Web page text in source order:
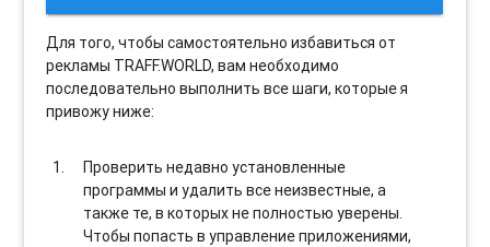
Для того, чтобы самостоятельно избавиться от
рекламы TRAFF.WORLD, вам необходимо
последовательно выполнить все шаги, которые я
привожу ниже:
Проверить недавно установленные
программы и удалить все неизвестные, а
также те, в которых не полностью уверены.
Чтобы попасть в управление приложениями,